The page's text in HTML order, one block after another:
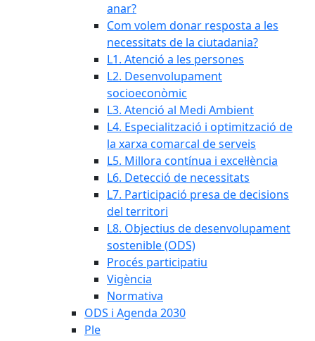
anar?
Com volem donar resposta a les
necessitats de la ciutadania?
L1. Atenció a les persones
L2. Desenvolupament
socioeconòmic
L3. Atenció al Medi Ambient
L4. Especialització i optimització de
la xarxa comarcal de serveis
L5. Millora contínua i excel·lència
L6. Detecció de necessitats
L7. Participació presa de decisions
del territori
L8. Objectius de desenvolupament
sostenible (ODS)
Procés participatiu
Vigència
Normativa
ODS i Agenda 2030
Ple